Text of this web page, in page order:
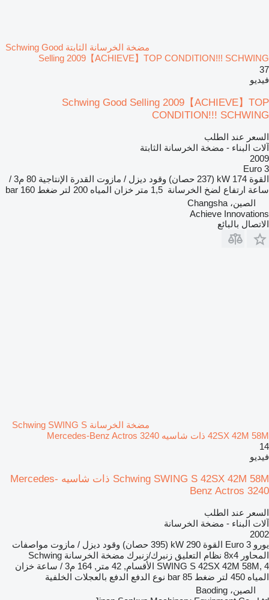
مضخة الخرسانة الثابتة Schwing Good
Selling 2009【ACHIEVE】TOP CONDITION!!! SCHWING
37
فيديو
Schwing Good Selling 2009【ACHIEVE】TOP
CONDITION!!! SCHWING
السعر عند الطلب
آلات البناء - مضخة الخرسانة الثابتة
2009
Euro 3
القوة 174 kW (237 حصان) وقود ديزل / مازوت القدرة الإنتاجية
80 م3 /
ساعة ارتفاع لضخ الخرسانة 1,5 متر خزان المياه 200 لتر ضغط 160 bar
الصين، Changsha
Achieve Innovations
الاتصال بالبائع
مضخة الخرسانة Schwing SWING S
42SX 42M 58M ذات شاسيه Mercedes-Benz Actros 3240
14
فيديو
Schwing SWING S 42SX 42M 58M ذات شاسيه Mercedes-
Benz Actros 3240
السعر عند الطلب
آلات البناء - مضخة الخرسانة
2002
يورو Euro 3 القوة 290 kW (395 حصان) وقود ديزل / مازوت مواصفات
المحاور 8x4 نظام التعليق زنبرك/زنبرك مضخة الخرسانة Schwing
SWING S 42SX 42M 58M, 4 الأقسام, 42 متر, 164 م3 / ساعة
خزان
المياه 450 لتر ضغط 85 bar نوع الدفع الدفع بالعجلات الخلفية
الصين، Baoding